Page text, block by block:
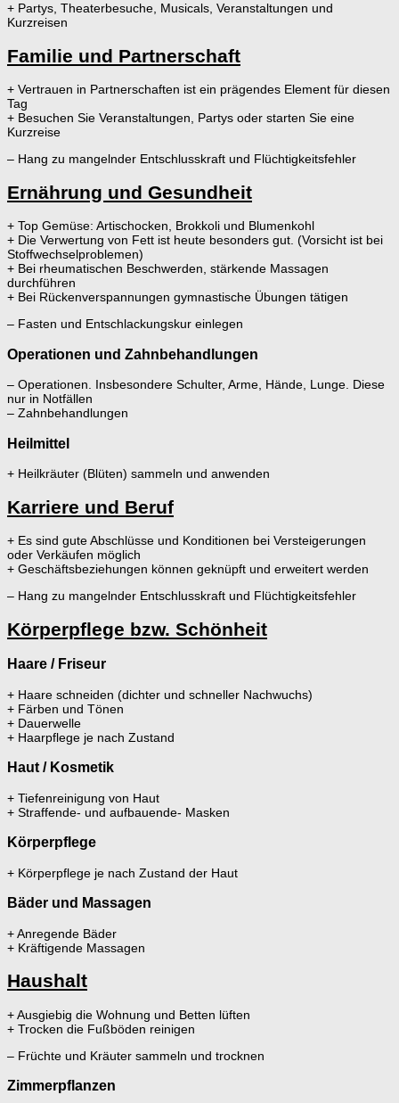
+ Partys, Theaterbesuche, Musicals, Veranstaltungen und
Kurzreisen
Familie und Partnerschaft
+ Vertrauen in Partnerschaften ist ein prägendes Element für diesen
Tag
+ Besuchen Sie Veranstaltungen, Partys oder starten Sie eine
Kurzreise
– Hang zu mangelnder Entschlusskraft und Flüchtigkeitsfehler
Ernährung und Gesundheit
+ Top Gemüse: Artischocken, Brokkoli und Blumenkohl
+ Die Verwertung von Fett ist heute besonders gut. (Vorsicht ist bei
Stoffwechselproblemen)
+ Bei rheumatischen Beschwerden, stärkende Massagen
durchführen
+ Bei Rückenverspannungen gymnastische Übungen tätigen
– Fasten und Entschlackungskur einlegen
Operationen und Zahnbehandlungen
– Operationen. Insbesondere Schulter, Arme, Hände, Lunge. Diese
nur in Notfällen
– Zahnbehandlungen
Heilmittel
+ Heilkräuter (Blüten) sammeln und anwenden
Karriere und Beruf
+ Es sind gute Abschlüsse und Konditionen bei Versteigerungen
oder Verkäufen möglich
+ Geschäftsbeziehungen können geknüpft und erweitert werden
– Hang zu mangelnder Entschlusskraft und Flüchtigkeitsfehler
Körperpflege bzw. Schönheit
Haare / Friseur
+ Haare schneiden (dichter und schneller Nachwuchs)
+ Färben und Tönen
+ Dauerwelle
+ Haarpflege je nach Zustand
Haut / Kosmetik
+ Tiefenreinigung von Haut
+ Straffende- und aufbauende- Masken
Körperpflege
+ Körperpflege je nach Zustand der Haut
Bäder und Massagen
+ Anregende Bäder
+ Kräftigende Massagen
Haushalt
+ Ausgiebig die Wohnung und Betten lüften
+ Trocken die Fußböden reinigen
– Früchte und Kräuter sammeln und trocknen
Zimmerpflanzen